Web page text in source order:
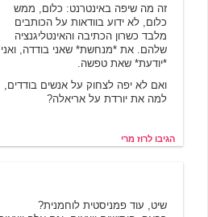
זה מה שיפה באינטרנט: כלום, ממש
כלום, לא ידוע בוודאות על הכותבים
מלבד כשרון הכתיבה והאינטליגנציה
שלהם. את *מנחשת* שאני בודדה, ואני
*יודעת* שאת טפשה.
ואם לא יפה לצחוק על אנשים בודדים,
למה את יורדת על אריאלה?
הגיבו לרוז מרי
שיט, עוד פמניסטית לוחמנית?